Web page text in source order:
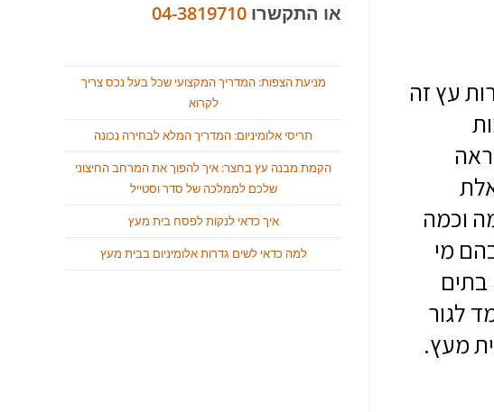
עץ זה
וכמה
מי
בתים
לגור
מעץ.
או התקשרו 04-3819710
מניעת הצפות: המדריך המקצועי שכל בעל נכס צריך
לקרוא
תריסי אלומיניום: המדריך המלא לבחירה נכונה
הקמת מבנה עץ בחצר: איך להפוך את המרחב החיצוני
שלכם לממלכה של סדר וסטייל
איך כדאי לנקות לפסח בית מעץ
למה כדאי לשים גדרות אלומיניום בבית מעץ